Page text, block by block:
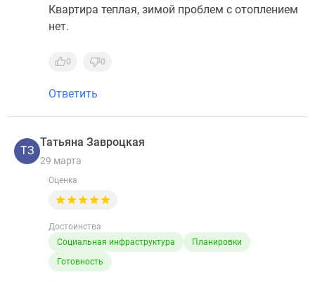
Квартира теплая, зимой проблем с отоплением
нет.
0 0
Ответить
ТЗ
Татьяна Завроцкая
29 марта
Оценка
Достоинства
Социальная инфраструктура
Планировки
Готовность